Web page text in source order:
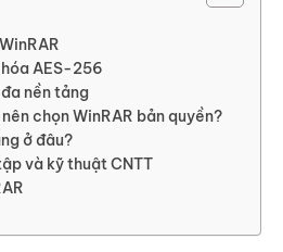
AES-256
nền tảng
chọn WinRAR bản quyền?
ở đâu?
và kỹ thuật CNTT